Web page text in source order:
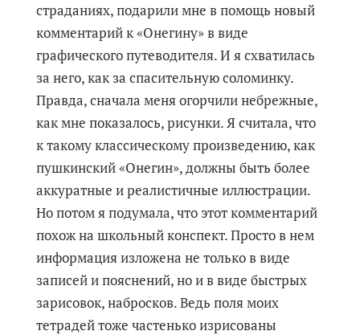
страданиях, подарили мне в помощь новый
комментарий к «Онегину» в виде
графического путеводителя. И я схватилась
за него, как за спасительную соломинку.
Правда, сначала меня огорчили небрежные,
как мне показалось, рисунки. Я считала, что
к такому классическому произведению, как
пушкинский «Онегин», должны быть более
аккуратные и реалистичные иллюстрации.
Но потом я подумала, что этот комментарий
похож на школьный конспект. Просто в нем
информация изложена не только в виде
записей и пояснений, но и в виде быстрых
зарисовок, набросков. Ведь поля моих
тетрадей тоже частенько изрисованы